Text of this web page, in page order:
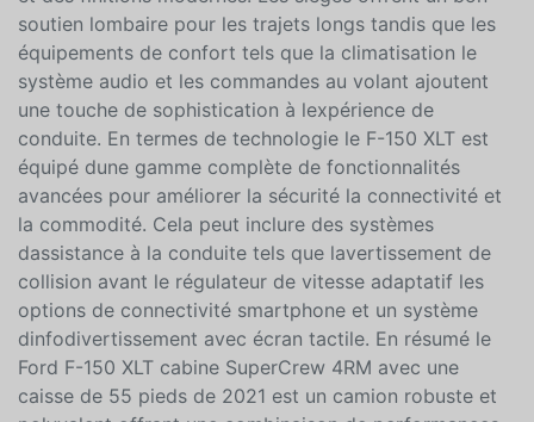
XLT offre un habitacle spacieux et confortable pour
jusquà cinq passagers avec des matériaux de qualité
et des finitions modernes. Les sièges offrent un bon
soutien lombaire pour les trajets longs tandis que les
équipements de confort tels que la climatisation le
système audio et les commandes au volant ajoutent
une touche de sophistication à lexpérience de
conduite. En termes de technologie le F-150 XLT est
équipé dune gamme complète de fonctionnalités
avancées pour améliorer la sécurité la connectivité et
la commodité. Cela peut inclure des systèmes
dassistance à la conduite tels que lavertissement de
collision avant le régulateur de vitesse adaptatif les
options de connectivité smartphone et un système
dinfodivertissement avec écran tactile. En résumé le